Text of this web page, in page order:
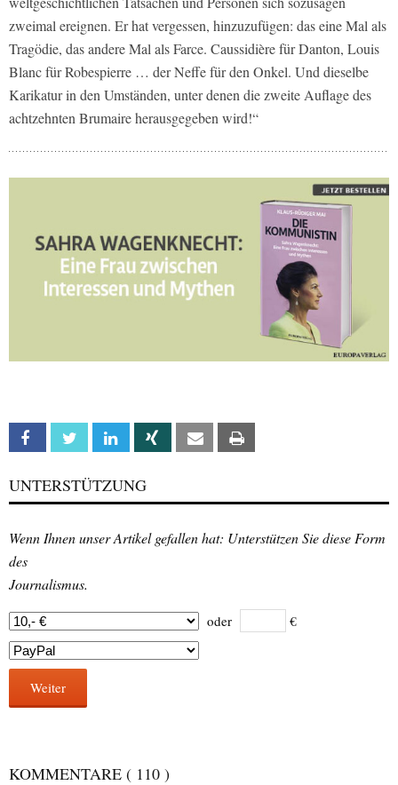
zweimal ereignen. Er hat vergessen, hinzuzufügen: das eine Mal als
Tragödie, das andere Mal als Farce. Caussidière für Danton, Louis
Blanc für Robespierre … der Neffe für den Onkel. Und dieselbe
Karikatur in den Umständen, unter denen die zweite Auflage des
achtzehnten Brumaire herausgegeben wird!“
Facebook Twitter Linkedin Xing Email
UNTERSTÜTZUNG
Wenn Ihnen unser Artikel gefallen hat: Unterstützen Sie diese Form
des
Journalismus.
oder €
Weiter
KOMMENTARE ( 110 )